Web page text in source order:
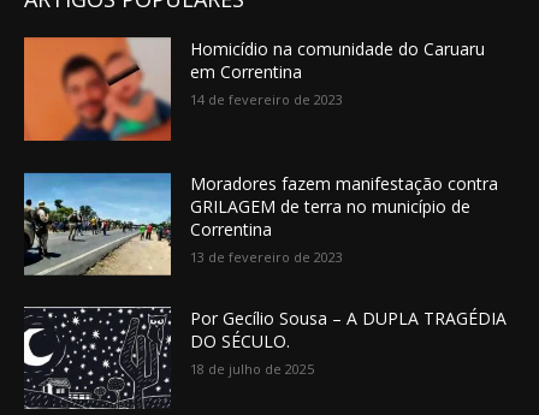
Homicídio na comunidade do Caruaru
em Correntina
14 de fevereiro de 2023
Moradores fazem manifestação contra
GRILAGEM de terra no município de
Correntina
13 de fevereiro de 2023
Por Gecílio Sousa – A DUPLA TRAGÉDIA
DO SÉCULO.
18 de julho de 2025